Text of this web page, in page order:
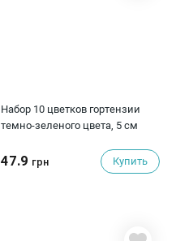
Набор 10 цветков гортензии
темно-зеленого цвета, 5 см
47.9 грн Купить